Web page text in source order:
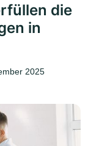
die
in
2025